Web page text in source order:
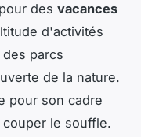
des vacances
d'activités
parcs
de la nature.
pour son cadre
le souffle.